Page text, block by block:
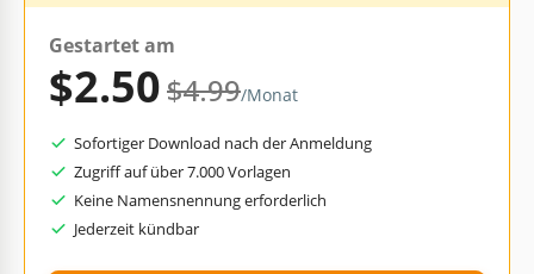
Gestartet am
$2.50$4.99/Monat
Sofortiger Download nach der Anmeldung
Zugriff auf über 7.000 Vorlagen
Keine Namensnennung erforderlich
Jederzeit kündbar